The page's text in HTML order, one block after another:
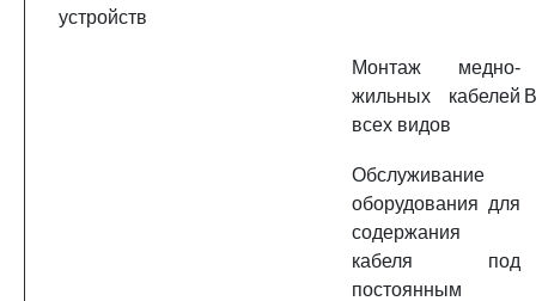
устройств
Монтаж медно-
жильных кабелей
всех видов
Обслуживание
оборудования для
содержания
кабеля под
постоянным